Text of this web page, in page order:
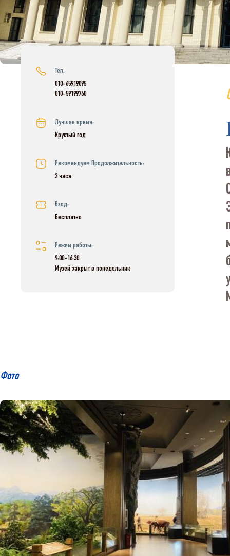
Тел:
010-65919095
010-59199760
Лучшее время:
Круглый год
Рекомендуем Продолжительность:
2 часа
Вход:
Бесплатно
Режим работы:
9:00-16:30
Музей закрыт в понедельник
Фото